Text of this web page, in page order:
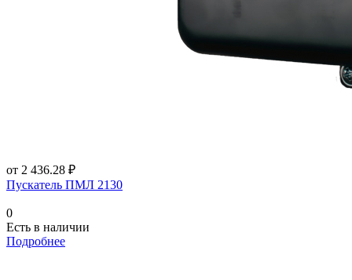
от 2 436.28 ₽
Пускатель ПМЛ 2130
0
Есть в наличии
Подробнее